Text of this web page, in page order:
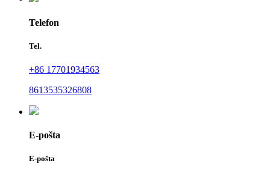
Telefon
Tel.
+86 17701934563
8613535326808
E-pošta
E-pošta